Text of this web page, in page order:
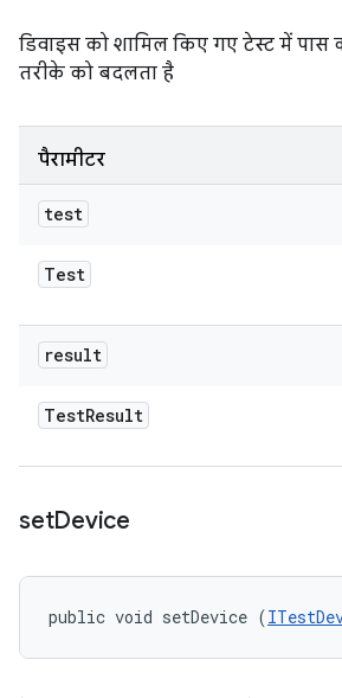
डिवाइस को शामिल किए गए टेस्ट में
तरीके को बदलता है
पैरामीटर
test
Test
result
TestResult
setDevice
public void setDevice (